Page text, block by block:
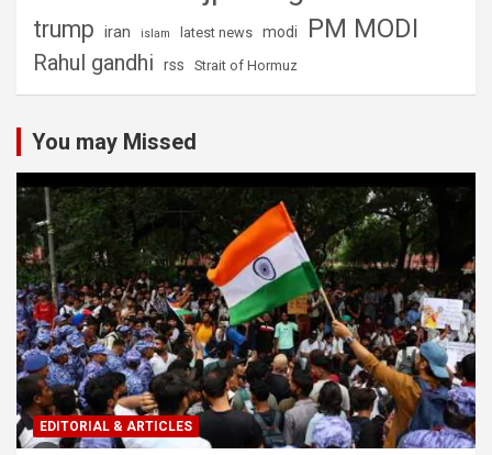
trump iran islam latest news modi PM MODI
Rahul gandhi rss Strait of Hormuz
You may Missed
EDITORIAL & ARTICLES